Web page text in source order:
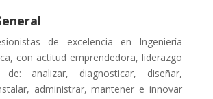
de excelencia en Ingeniería
con actitud emprendedora, liderazgo
analizar, diagnosticar, diseñar,
administrar, mantener e innovar